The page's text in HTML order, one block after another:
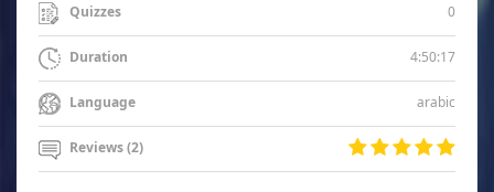
Quizzes 0
Duration 4:50:17
Language arabic
Reviews (2)